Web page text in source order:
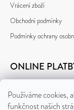
Používáme cookies,
funkčnost našich
Vrácení zboží
Obchodní podmínky
Podmínky ochrany
ONLINE